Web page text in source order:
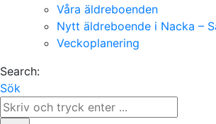
Våra äldreboenden
Nytt äldreboende i Nacka –
Veckoplanering
Search:
Sök